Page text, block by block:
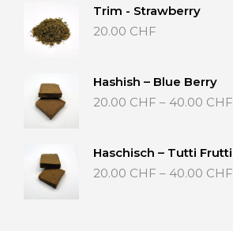
Trim - Strawberry
20.00 CHF
Hashish – Blue Berry
20.00 CHF – 40.00 CHF
Haschisch – Tutti Frutti
20.00 CHF – 40.00 CHF